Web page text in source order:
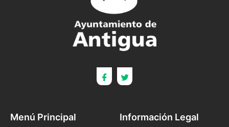
Menú Principal Información Legal